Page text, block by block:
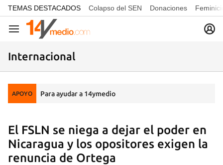
common.go-to-content
TEMAS DESTACADOS Colapso del SEN Donaciones
Navegación
Internacional
APOYO Para ayudar a 14ymedio
El FSLN se niega a dejar el poder en
Nicaragua y los opositores exigen la
renuncia de Ortega